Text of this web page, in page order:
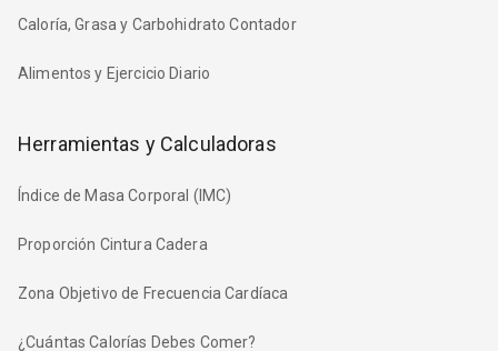
Caloría, Grasa y Carbohidrato Contador
Alimentos y Ejercicio Diario
Herramientas y Calculadoras
Índice de Masa Corporal (IMC)
Proporción Cintura Cadera
Zona Objetivo de Frecuencia Cardíaca
¿Cuántas Calorías Debes Comer?